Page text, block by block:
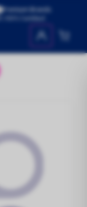
Premium Brands
Certified